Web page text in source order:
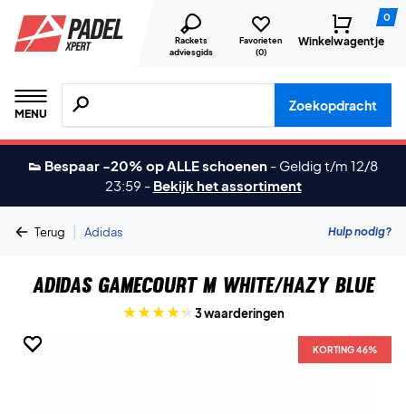
Rackets
adviesgids
Favorieten
(0)
0
Winkelwagentje
MENU
Zoeken naar producten, merken etc.
Zoekopdracht
👟 Bespaar -20% op ALLE schoenen - Geldig t/m 12/8
23:59 - Bekijk het assortiment
Terug | Adidas Hulp nodig?
Adidas GameCourt M White/Hazy Blue
3 waarderingen
KORTING 46%
KORTING 46%
KORTING 46%
KORTING 46%